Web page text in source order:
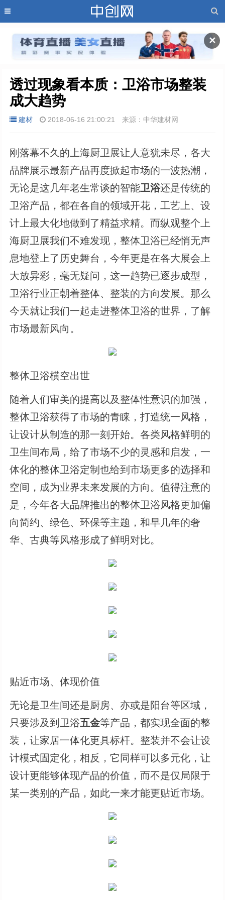
✕
透过现象看本质：卫浴市场整装
成大趋势
建材 2018-06-16 21:00:21 来源：中华建材网
刚落幕不久的上海厨卫展让人意犹未尽，各大
品牌展示最新产品再度掀起市场的一波热潮，
无论是这几年老生常谈的智能卫浴还是传统的
卫浴产品，都在各自的领域开花，工艺上、设
计上最大化地做到了精益求精。而纵观整个上
海厨卫展我们不难发现，整体卫浴已经悄无声
息地登上了历史舞台，今年更是在各大展会上
大放异彩，毫无疑问，这一趋势已逐步成型，
卫浴行业正朝着整体、整装的方向发展。那么
今天就让我们一起走进整体卫浴的世界，了解
市场最新风向。
整体卫浴横空出世
随着人们审美的提高以及整体性意识的加强，
整体卫浴获得了市场的青睐，打造统一风格，
让设计从制造的那一刻开始。各类风格鲜明的
卫生间布局，给了市场不少的灵感和启发，一
体化的整体卫浴定制也给到市场更多的选择和
空间，成为业界未来发展的方向。值得注意的
是，今年各大品牌推出的整体卫浴风格更加偏
向简约、绿色、环保等主题，和早几年的奢
华、古典等风格形成了鲜明对比。
贴近市场、体现价值
无论是卫生间还是厨房、亦或是阳台等区域，
只要涉及到卫浴五金等产品，都实现全面的整
装，让家居一体化更具标杆。整装并不会让设
计模式固定化，相反，它同样可以多元化，让
设计更能够体现产品的价值，而不是仅局限于
某一类别的产品，如此一来才能更贴近市场。